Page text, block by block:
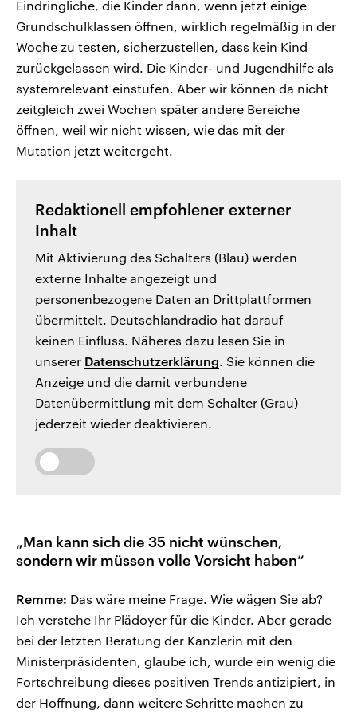
Eindringliche, die Kinder dann, wenn jetzt einige
Grundschulklassen öffnen, wirklich regelmäßig in der
Woche zu testen, sicherzustellen, dass kein Kind
zurückgelassen wird. Die Kinder- und Jugendhilfe als
systemrelevant einstufen. Aber wir können da nicht
zeitgleich zwei Wochen später andere Bereiche
öffnen, weil wir nicht wissen, wie das mit der
Mutation jetzt weitergeht.
Redaktionell empfohlener externer
Inhalt
Mit Aktivierung des Schalters (Blau) werden
externe Inhalte angezeigt und
personenbezogene Daten an Drittplattformen
übermittelt. Deutschlandradio hat darauf
keinen Einfluss. Näheres dazu lesen Sie in
unserer Datenschutzerklärung. Sie können die
Anzeige und die damit verbundene
Datenübermittlung mit dem Schalter (Grau)
jederzeit wieder deaktivieren.
„Man kann sich die 35 nicht wünschen,
sondern wir müssen volle Vorsicht haben“
Remme: Das wäre meine Frage. Wie wägen Sie ab?
Ich verstehe Ihr Plädoyer für die Kinder. Aber gerade
bei der letzten Beratung der Kanzlerin mit den
Ministerpräsidenten, glaube ich, wurde ein wenig die
Fortschreibung dieses positiven Trends antizipiert, in
der Hoffnung, dann weitere Schritte machen zu